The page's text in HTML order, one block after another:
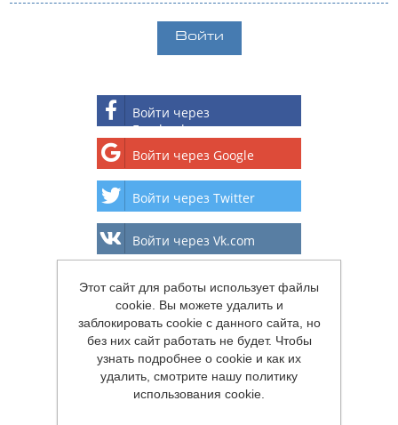
Войти через
Facebook
Войти через Google
Войти через Twitter
Войти через Vk.com
Я Войти через Яндекс
Войти через
Instagram
@ Войти через Mail.Ru
Этот сайт для работы использует файлы
cookie. Вы можете удалить и
заблокировать cookie с данного сайта, но
без них сайт работать не будет. Чтобы
узнать подробнее о cookie и как их
удалить, смотрите нашу политику
использования cookie.